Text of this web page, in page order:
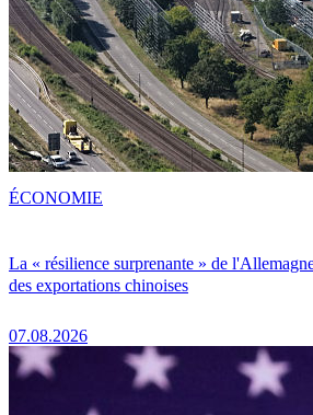
La « résilience surprenante » de
des exportations chinoises
07.08.2026
ÉCONOMIE